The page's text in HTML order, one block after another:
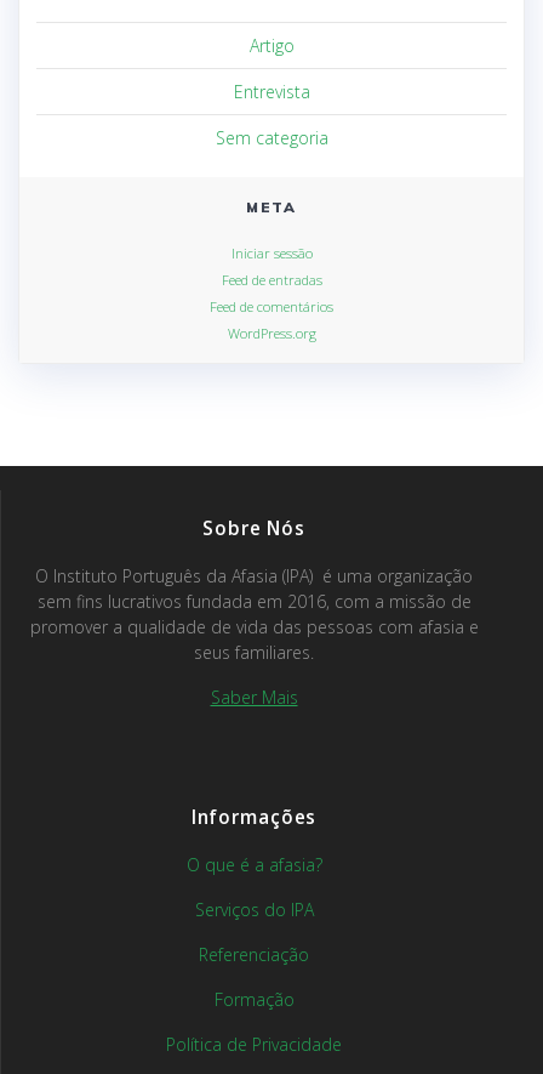
Artigo
Entrevista
Sem categoria
META
Iniciar sessão
Feed de entradas
Feed de comentários
WordPress.org
Sobre Nós
O Instituto Português da Afasia (IPA) é uma organização
sem fins lucrativos fundada em 2016, com a missão de
promover a qualidade de vida das pessoas com afasia e
seus familiares.
Saber Mais
Informações
O que é a afasia?
Serviços do IPA
Referenciação
Formação
Política de Privacidade